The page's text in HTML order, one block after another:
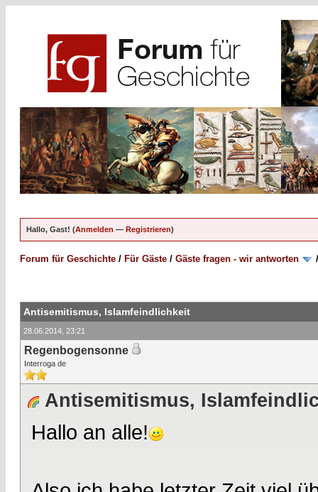
Hallo, Gast! (Anmelden — Registrieren)
Forum für Geschichte / Für Gäste / Gäste fragen - wir antworten
Antisemitismus, Islamfeindlichkeit
28.06.2014, 23:21
Regenbogensonne
Interroga de
Antisemitismus,
Hallo an alle!